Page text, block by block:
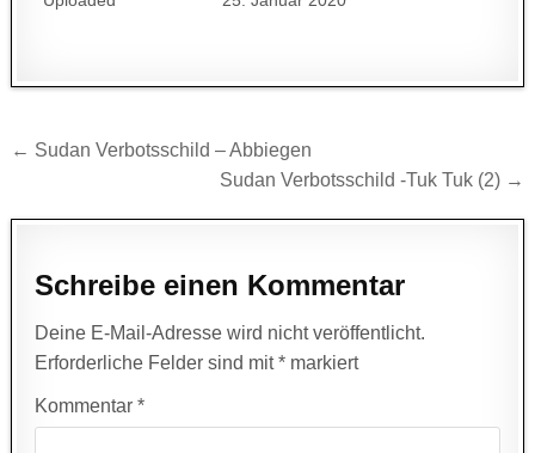
Beitragsnavigation
← Sudan Verbotsschild – Abbiegen
Sudan Verbotsschild -Tuk Tuk (2) →
Schreibe einen Kommentar
Deine E-Mail-Adresse wird nicht veröffentlicht.
Erforderliche Felder sind mit* markiert
Kommentar*